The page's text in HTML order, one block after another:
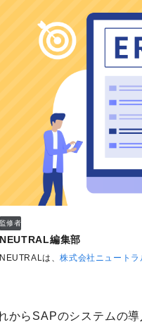
監修者
NEUTRAL編集部
NEUTRALは、株式会社ニュートラ
からSAPのシステムの